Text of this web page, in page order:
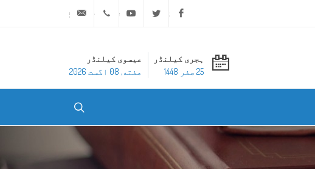
Facebook
Twitter
Youtube
ہجری کیلنڈر
25 صفر 1448
عیسوی کیلنڈر
هفته, 08 اگست 2026